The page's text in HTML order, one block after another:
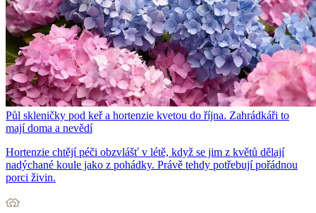
Půl skleničky pod keř a hortenzie kvetou do října. Zahrádkáři to
mají doma a nevědí
Hortenzie chtějí péči obzvlášť v létě, když se jim z květů dělají
nadýchané koule jako z pohádky. Právě tehdy potřebují pořádnou
porci živin.